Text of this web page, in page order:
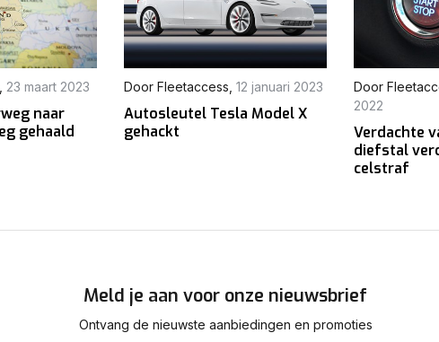
23 maart 2023
naar
gehaald
Door Fleetaccess 12 januari 2023
Autosleutel Tesla Model X
gehackt
Door
2022
Verdachte
diefstal
celstraf
Meld je aan voor onze nieuwsbrief
Ontvang de nieuwste aanbiedingen en promoties